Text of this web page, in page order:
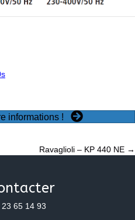
informations !
Ravaglioli – KP 440 NE →
65 14 93